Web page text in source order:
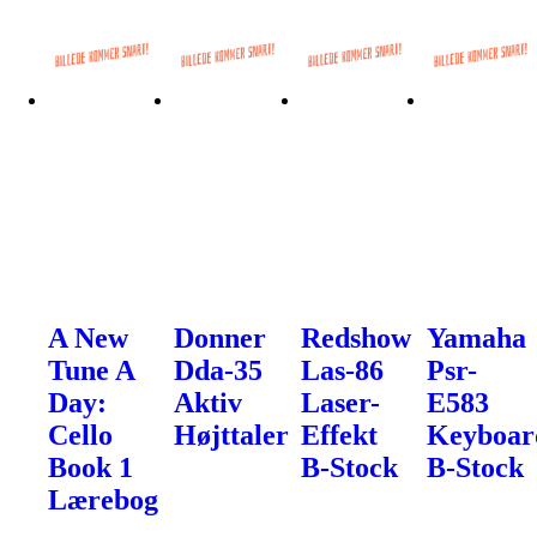
A New
Tune A
Day:
Cello
Book 1
Lærebog
Donner
Dda-35
Aktiv
Højttaler
Redshow
Las-86
Laser-
Effekt
B-Stock
Yamaha
Psr-
E583
B-Stock